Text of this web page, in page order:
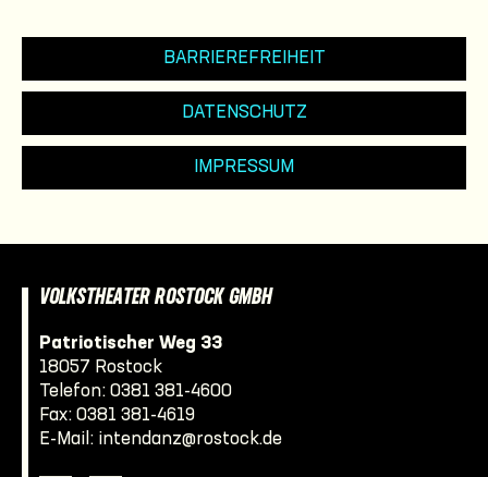
BARRIEREFREIHEIT
DATENSCHUTZ
IMPRESSUM
VOLKSTHEATER ROSTOCK GMBH
Patriotischer Weg 33
18057 Rostock
Telefon: 0381 381-4600
Fax: 0381 381-4619
E-Mail: intendanz@rostock.de